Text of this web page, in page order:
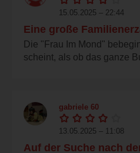
15.05.2025 – 22:44
Eine große
Die "Frau Im Mond"
scheint, als ob das ganze
gabriele 60
13.05.2025 – 11:08
Auf der Suche nach